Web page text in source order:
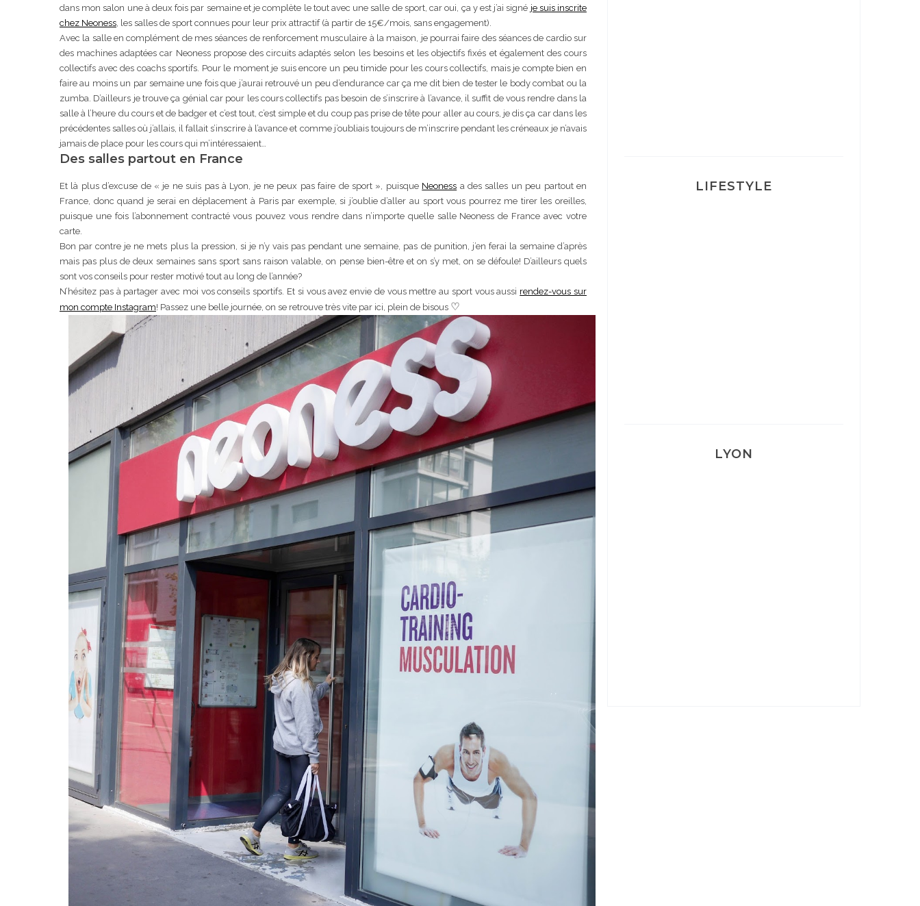
dans mon salon une à deux fois par semaine et je complète le tout avec une salle de sport, car oui, ça y est j’ai signé je suis inscrite
chez Neoness , les salles de sport connues pour leur prix attractif (à partir de 15€/mois, sans engagement).
Avec la salle en complément de mes séances de renforcement musculaire à la maison, je pourrai faire des séances de cardio sur
des machines adaptées car Neoness propose des circuits adaptés selon les besoins et les objectifs fixés et également des cours
collectifs avec des coachs sportifs. Pour le moment je suis encore un peu timide pour les cours collectifs, mais je compte bien en
faire au moins un par semaine une fois que j’aurai retrouvé un peu d’endurance car ça me dit bien de tester le body combat ou la
zumba. D’ailleurs je trouve ça génial car pour les cours collectifs pas besoin de s’inscrire à l’avance, il suffit de vous rendre dans la
salle à l’heure du cours et de badger et c’est tout, c’est simple et du coup pas prise de tête pour aller au cours, je dis ça car dans les
précédentes salles où j’allais, il fallait s’inscrire à l’avance et comme j’oubliais toujours de m’inscrire pendant les créneaux je n’avais
jamais de place pour les cours qui m’intéressaient…
Des salles partout en France
Et là plus d’excuse de « je ne suis pas à Lyon, je ne peux pas faire de sport », puisque Neoness a des salles un peu partout en
France, donc quand je serai en déplacement à Paris par exemple, si j’oublie d’aller au sport vous pourrez me tirer les oreilles,
puisque une fois l’abonnement contracté vous pouvez vous rendre dans n’importe quelle salle Neoness de France avec votre
carte.
Bon par contre je ne mets plus la pression, si je n’y vais pas pendant une semaine, pas de punition, j’en ferai la semaine d’après
mais pas plus de deux semaines sans sport sans raison valable, on pense bien-être et on s’y met, on se défoule! D’ailleurs quels
sont vos conseils pour rester motivé tout au long de l’année?
N’hésitez pas à partager avec moi vos conseils sportifs. Et si vous avez envie de vous mettre au sport vous aussi rendez-vous sur
mon compte Instagram! Passez une belle journée, on se retrouve très vite par ici, plein de bisous ♡
LIFESTYLE
LYON